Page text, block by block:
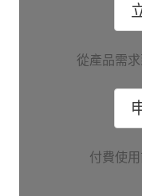
從產品需
付費使